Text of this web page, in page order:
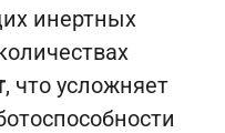
инертных
, что усложняет